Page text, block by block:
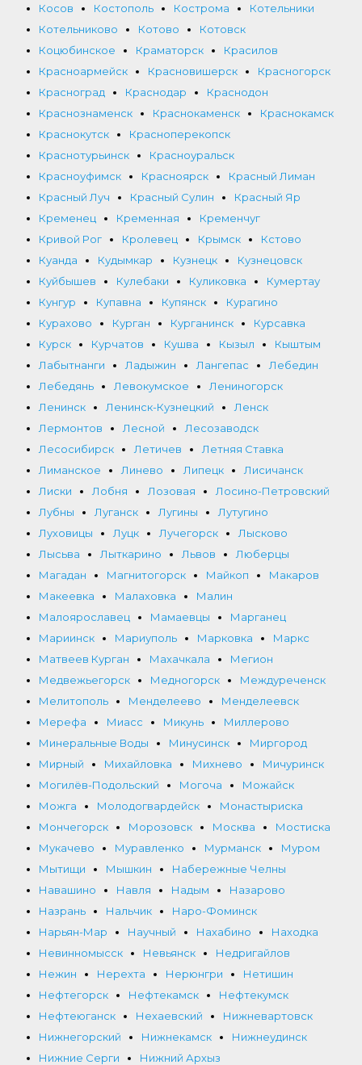
Косов
Костополь Кострома
Котельники
Котельниково
Котово
Котовск
Коцюбинское
Краматорск
Красилов
Красноармейск
Красновишерск
Красногорск
Красноград
Краснодар
Краснодон
Краснознаменск
Краснокаменск
Краснокамск
Краснокутск
Красноперекопск
Краснотурьинск
Красноуральск
Красноуфимск
Красноярск
Красный Лиман
Красный Луч
Красный Сулин
Красный Яр
Кременец
Кременная
Кременчуг
Кривой Рог
Кролевец Крымск
Кстово
Куанда
Кудымкар Кузнецк
Кузнецовск
Куйбышев
Кулебаки Куликовка
Кумертау
Кунгур
Купавна Купянск
Курагино
Курахово
Курган Курганинск
Курсавка
Курск
Курчатов Кушва Кызыл
Кыштым
Лабытнанги
Ладыжин Лангепас
Лебедин
Лебедянь
Левокумское
Лениногорск
Ленинск
Ленинск-Кузнецкий
Ленск
Лермонтов
Лесной
Лесозаводск
Лесосибирск
Летичев
Летняя Ставка
Лиманское
Линево Липецк
Лисичанск
Лиски
Лобня Лозовая
Лосино-Петровский
Лубны
Луганск Лугины
Лутугино
Луховицы
Луцк Лучегорск
Лысково
Лысьва
Лыткарино Львов
Люберцы
Магадан
Магнитогорск Майкоп
Макаров
Макеевка
Малаховка
Малин
Малоярославец
Мамаевцы
Марганец
Мариинск
Мариуполь Марковка
Маркс
Матвеев Курган
Махачкала
Мегион
Медвежьегорск
Медногорск
Междуреченск
Мелитополь
Менделеево
Менделеевск
Мерефа
Миасс Микунь
Миллерово
Минеральные Воды
Минусинск
Миргород
Мирный
Михайловка Михнево
Мичуринск
Могилёв-Подольский
Могоча
Можайск
Можга
Молодогвардейск
Монастыриска
Мончегорск
Морозовск Москва
Мостиска
Мукачево
Муравленко Мурманск
Муром
Мытищи
Мышкин
Набережные Челны
Навашино
Навля Надым
Назарово
Назрань
Нальчик
Наро-Фоминск
Нарьян-Мар
Научный Нахабино
Находка
Невинномысск
Невьянск
Недригайлов
Нежин
Нерехта Нерюнгри
Нетишин
Нефтегорск
Нефтекамск
Нефтекумск
Нефтеюганск
Нехаевский
Нижневартовск
Нижнегорский
Нижнекамск
Нижнеудинск
Нижние Серги
Нижний Архыз